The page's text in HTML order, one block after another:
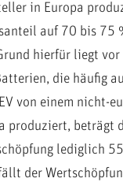
in Europa
auf 70 bis 75
hierfür liegt
die häufig
von einem nicht-
produziert, beträgt
lediglich
der